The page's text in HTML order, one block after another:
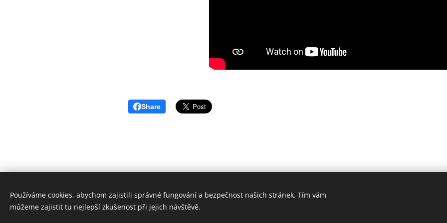
Share
Praha, Ostrava
Používáme cookies, abychom zajistili správné fungování a bezpečnost našich stránek. Tím vám
můžeme zajistit tu nejlepší zkušenost při jejich návštěvě.